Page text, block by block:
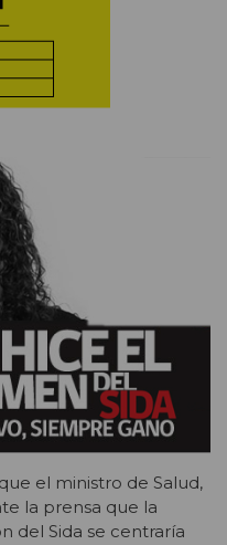
el ministro de Salud,
la prensa que la
del Sida se centraría